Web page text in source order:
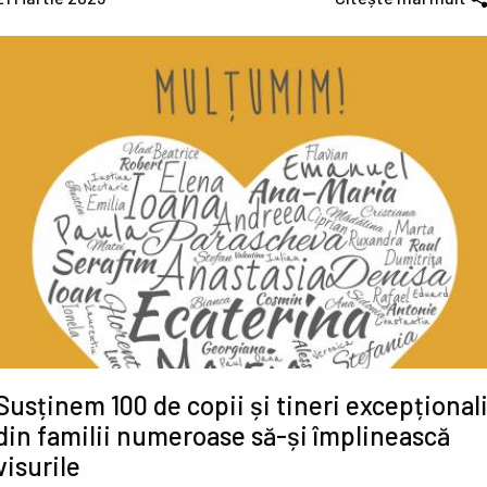
100 de copii și tineri excepționali
familii numeroase să-și împlinească